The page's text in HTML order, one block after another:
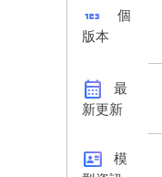
123
個
版本
calendar_month
最
新更新
id_card
模